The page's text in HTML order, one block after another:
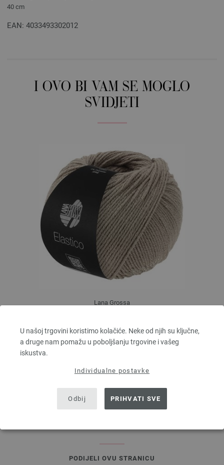
U našoj trgovini koristimo kolačiće. Neke od njih su ključne,
a druge nam pomažu u poboljšanju trgovine i vašeg
iskustva.
Individualne postavke
Odbij PRIHVATI SVE
40 cm
EAN: 4033493302012
I OVO BI VAM SE MOGLO
SVIDJETI
Lana Grossa
96 % Pamuk, 4 % Polyester (elité)
Dužina: otprilike 160 m / 50 g
Većina igle: 3,5 - 4,5
4,84 $
next
PODIJELI OVU STRANICU